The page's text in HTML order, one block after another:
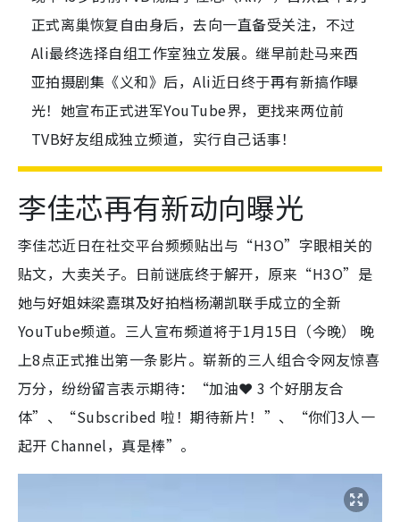
正式离巢恢复自由身后，去向一直备受关注，不过
Ali最终选择自组工作室独立发展。继早前赴马来西
亚拍摄剧集《义和》后，Ali近日终于再有新搞作曝
光！她宣布正式进军YouTube界，更找来两位前
TVB好友组成独立频道，实行自己话事！
李佳芯再有新动向曝光
李佳芯近日在社交平台频频贴出与“H3O”字眼相关的
贴文，大卖关子。日前谜底终于解开，原来“H3O”是
她与好姐妹梁嘉琪及好拍档杨潮凯联手成立的全新
YouTube频道。三人宣布频道将于1月15日（今晚） 晚
上8点正式推出第一条影片。崭新的三人组合令网友惊喜
万分，纷纷留言表示期待：“加油❤️ 3 个好朋友合
体”、“Subscribed 啦！期待新片！”、“你们3人一
起开 Channel，真是棒”。